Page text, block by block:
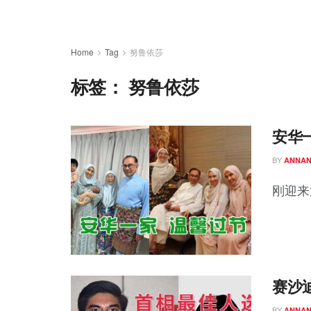
Home Tag 努鲁依莎
标签：努鲁依莎
安华
BY
刚迎
赛沙